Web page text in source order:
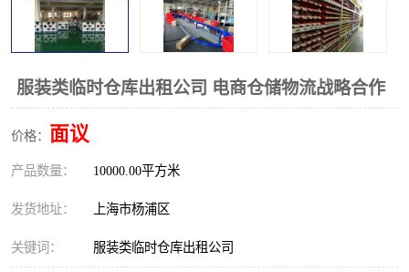
服装类临时仓库出租公司 电商仓储物流战略合作
价格： 面议
产品数量： 10000.00平方米
发货地址： 上海市杨浦区
关键词： 服装类临时仓库出租公司